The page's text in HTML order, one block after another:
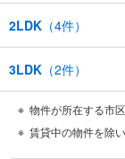
2LDK （4件）
3LDK （2件）
物件が所在する市
賃貸中の物件を除い